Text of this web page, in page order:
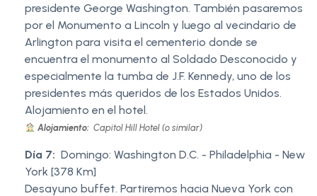
presidente George Washington. También pasaremos
por el Monumento a Lincoln y luego al vecindario de
Arlington para visita el cementerio donde se
encuentra el monumento al Soldado Desconocido y
especialmente la tumba de J.F. Kennedy, uno de los
presidentes más queridos de los Estados Unidos.
Alojamiento en el hotel.
Alojamiento: Capitol Hill Hotel (o similar)
Día 7: Domingo: Washington D.C. - Philadelphia - New
York [378 Km]
Desayuno buffet. Partiremos hacia Nueva York con